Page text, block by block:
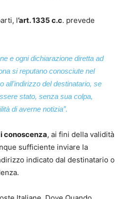
l’art. 1335 c.c. prevede
e ogni dichiarazione diretta ad
si reputano conosciute nel
all’indirizzo del destinatario, se
stato, senza sua colpa,
di averne notizia”.
conoscenza, ai fini della validità
sufficiente inviare la
indicato dal destinatario o